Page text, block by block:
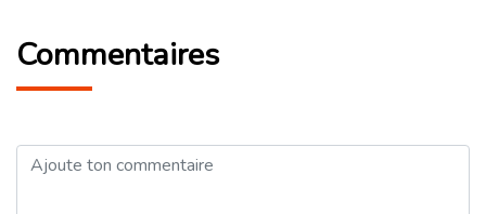
Commentaires